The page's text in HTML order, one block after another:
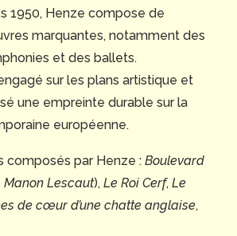
1950, Henze compose de
marquantes, notamment des
et des ballets.
sur les plans artistique et
une empreinte durable sur la
européenne.
composés par Henze : Boulevard
Manon Lescaut), Le Roi Cerf, Le
de cœur d’une chatte anglaise,